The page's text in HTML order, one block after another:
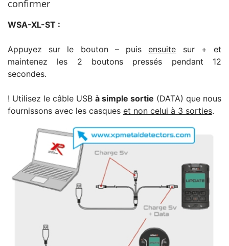
confirmer
WSA-XL-ST :
Appuyez sur le bouton – puisensuite sur + et
maintenez les 2 boutons pressés pendant 12
secondes.
! Utilisez le câble USB à simple sortie (DATA) que nous
fournissons avec les casques et non celui à 3 sorties.